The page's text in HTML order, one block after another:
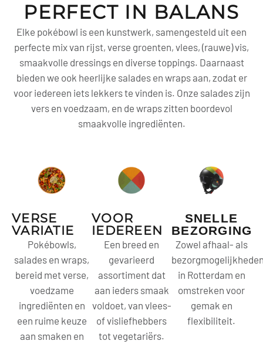
PERFECT IN BALANS
Elke pokébowl is een kunstwerk, samengesteld uit een
perfecte mix van rijst, verse groenten, vlees, (rauwe) vis,
smaakvolle dressings en diverse toppings. Daarnaast
bieden we ook heerlijke salades en wraps aan, zodat er
voor iedereen iets lekkers te vinden is. Onze salades zijn
vers en voedzaam, en de wraps zitten boordevol
smaakvolle ingrediënten.
VERSE
VARIATIE
Pokébowls,
salades en wraps,
bereid met verse,
voedzame
ingrediënten en
een ruime keuze
aan smaken en
VOOR
IEDEREEN
Een breed en
gevarieerd
assortiment dat
aan ieders smaak
voldoet, van vlees-
of visliefhebbers
tot vegetariërs.
SNELLE
BEZORGING
Zowel afhaal- als
in Rotterdam en
omstreken voor
gemak en
flexibiliteit.